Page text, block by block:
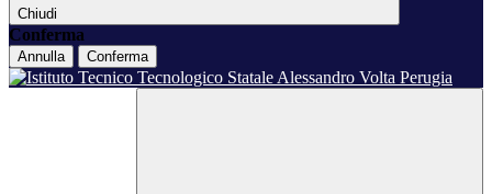
Chiudi
Conferma
Annulla Conferma